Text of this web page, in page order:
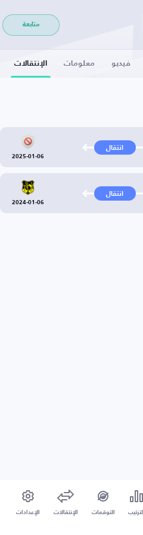
متابعة
فيديو معلومات الإنتقالات
انتقال
2025-01-06
انتقال
2024-01-06
الترتيب التوقعات الإنتقالات الإعدادات